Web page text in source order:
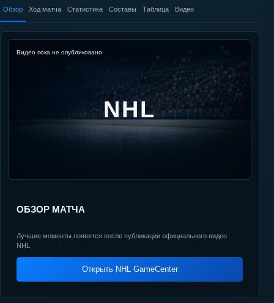
Обзор Ход матча Статистика Составы Таблица Видео
Видео пока не опубликовано
NHL
ОБЗОР МАТЧА
Лучшие моменты появятся после публикации официального видео
NHL.
Открыть NHL GameCenter